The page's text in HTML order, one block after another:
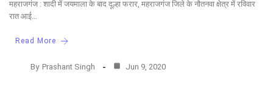
महराजगंज : शादी में जयमाला के बाद दूल्हा फरार, महराजगंज जिले के नौतनवा क्षेत्र में रविवार
रात आई…
Read More
By Prashant Singh Jun 9, 2020